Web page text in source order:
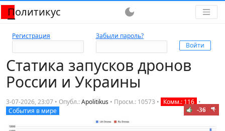
Политикус dark_mode
Регистрация Забыли пароль?
Статика запусков дронов
России и Украины
3-07-2026, 23:07 • Опубл.:Apolitikus • Просм.: 10573 • Комм.: 116 •
События в мире
-36